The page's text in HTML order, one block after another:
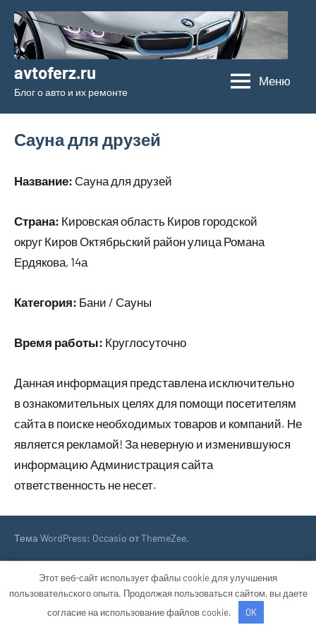
Перейти
содержимому
avtoferz.ru
Блог о авто и их ремонте
Меню
Сауна для друзей
Название: Сауна для друзей
Страна: Кировская область Киров городской
округ Киров Октябрьский район улица Романа
Ердякова, 14а
Категория: Бани / Сауны
Время работы: Круглосуточно
Данная информация представлена исключительно
в ознакомительных целях для помощи посетителям
сайта в поиске необходимых товаров и компаний. Не
является рекламой! За неверную и изменившуюся
информацию Администрация сайта
ответственность не несет.
Тема WordPress: Occasio от ThemeZee.
Этот веб-сайт использует файлы cookie для улучшения
пользовательского опыта. Продолжая пользоваться сайтом, вы даете
согласие на использование файлов cookie.
OK